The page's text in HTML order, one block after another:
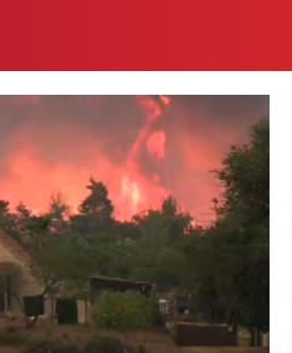
РТС 3 РТС Свет